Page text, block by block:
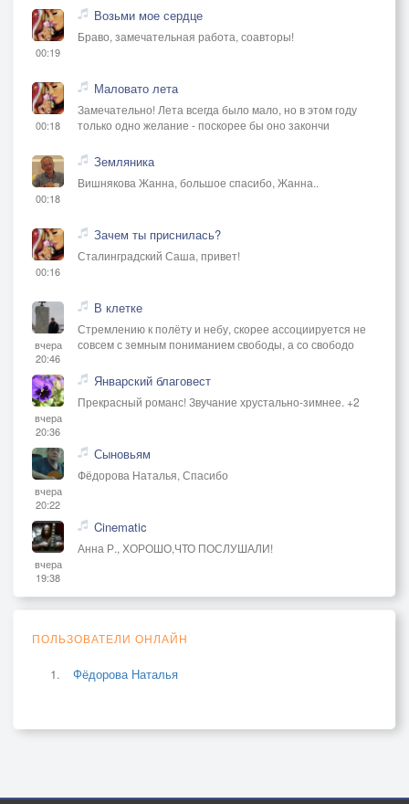
00:19
Возьми мое сердце
Браво, замечательная работа, соавторы!
00:18
Маловато лета
Замечательно! Лета всегда было мало, но в этом году
только одно желание - поскорее бы оно закончи
00:18
Земляника
Вишнякова Жанна, большое спасибо, Жанна..
00:16
Зачем ты приснилась?
Сталинградский Саша, привет!
вчера
20:46
В клетке
Стремлению к полёту и небу, скорее ассоциируется не
совсем с земным пониманием свободы, а со свободо
вчера
20:36
Январский благовест
Прекрасный романс! Звучание хрустально-зимнее. +2
вчера
20:22
Сыновьям
Фёдорова Наталья, Спасибо
вчера
19:38
Cinematic
Анна Р., ХОРОШО,ЧТО ПОСЛУШАЛИ!
ПОЛЬЗОВАТЕЛИ ОНЛАЙН
Фёдорова Наталья